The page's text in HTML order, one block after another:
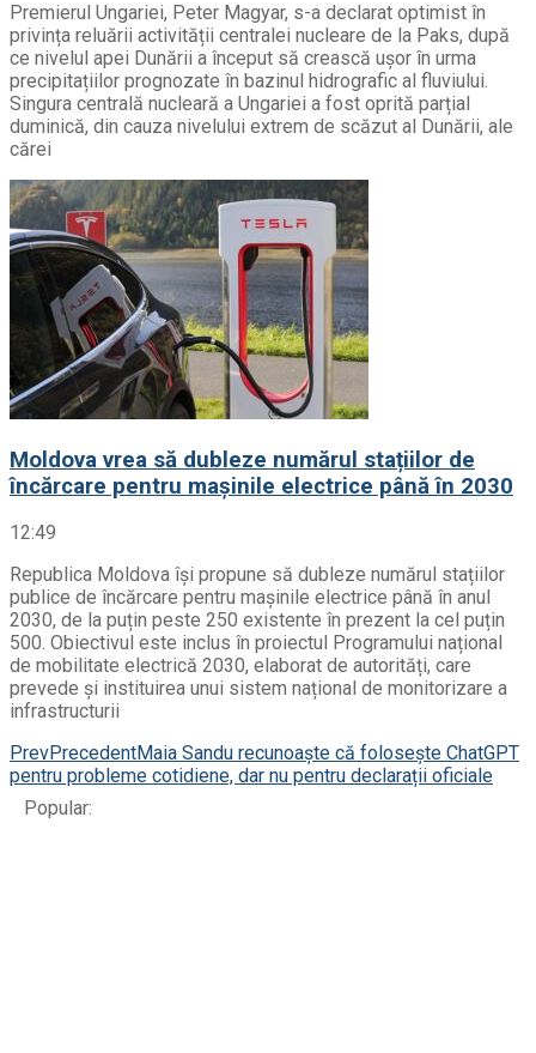
Premierul Ungariei, Peter Magyar, s-a declarat optimist în
privința reluării activității centralei nucleare de la Paks, după
ce nivelul apei Dunării a început să crească ușor în urma
precipitațiilor prognozate în bazinul hidrografic al fluviului.
Singura centrală nucleară a Ungariei a fost oprită parțial
duminică, din cauza nivelului extrem de scăzut al Dunării, ale
cărei
Moldova vrea să dubleze numărul stațiilor de
încărcare pentru mașinile electrice până în 2030
12:49
Republica Moldova își propune să dubleze numărul stațiilor
publice de încărcare pentru mașinile electrice până în anul
2030, de la puțin peste 250 existente în prezent la cel puțin
500. Obiectivul este inclus în proiectul Programului național
de mobilitate electrică 2030, elaborat de autorități, care
prevede și instituirea unui sistem național de monitorizare a
infrastructurii
PrevPrecedentMaia Sandu recunoaște că folosește ChatGPT
pentru probleme cotidiene, dar nu pentru declarații oficiale
Popular: